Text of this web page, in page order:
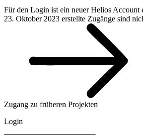
Für den Login ist ein neuer Helios Account
23. Oktober 2023 erstellte Zugänge sind
Zugang zu früheren Projekten
Login